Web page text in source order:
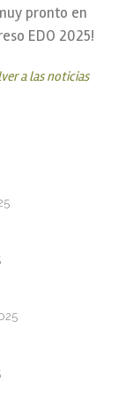
pronto en
EDO 2025!
a las noticias